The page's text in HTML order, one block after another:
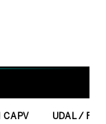
CAPV UDAL /